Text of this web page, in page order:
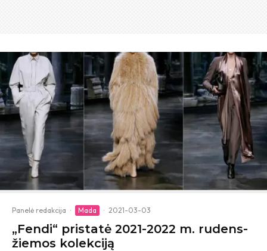
Panelė redakcija · Mada · 2021-03-03
„Fendi“ pristatė 2021-2022 m. rudens-
žiemos kolekciją